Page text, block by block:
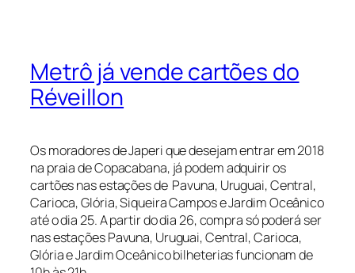
Metrô já vende cartões do
Réveillon
Os moradores de Japeri que desejam entrar em 2018
na praia de Copacabana, já podem adquirir os
cartões nas estações de Pavuna, Uruguai, Central,
Carioca, Glória, Siqueira Campos e Jardim Oceânico
até o dia 25. A partir do dia 26, compra só poderá ser
nas estações Pavuna, Uruguai, Central, Carioca,
Glória e Jardim Oceânico bilheterias funcionam de